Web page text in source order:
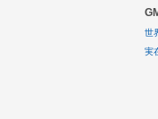
世
実